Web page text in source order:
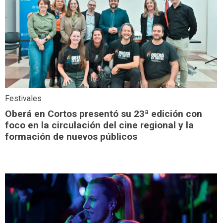
Festivales
Oberá en Cortos presentó su 23ª edición con
foco en la circulación del cine regional y la
formación de nuevos públicos